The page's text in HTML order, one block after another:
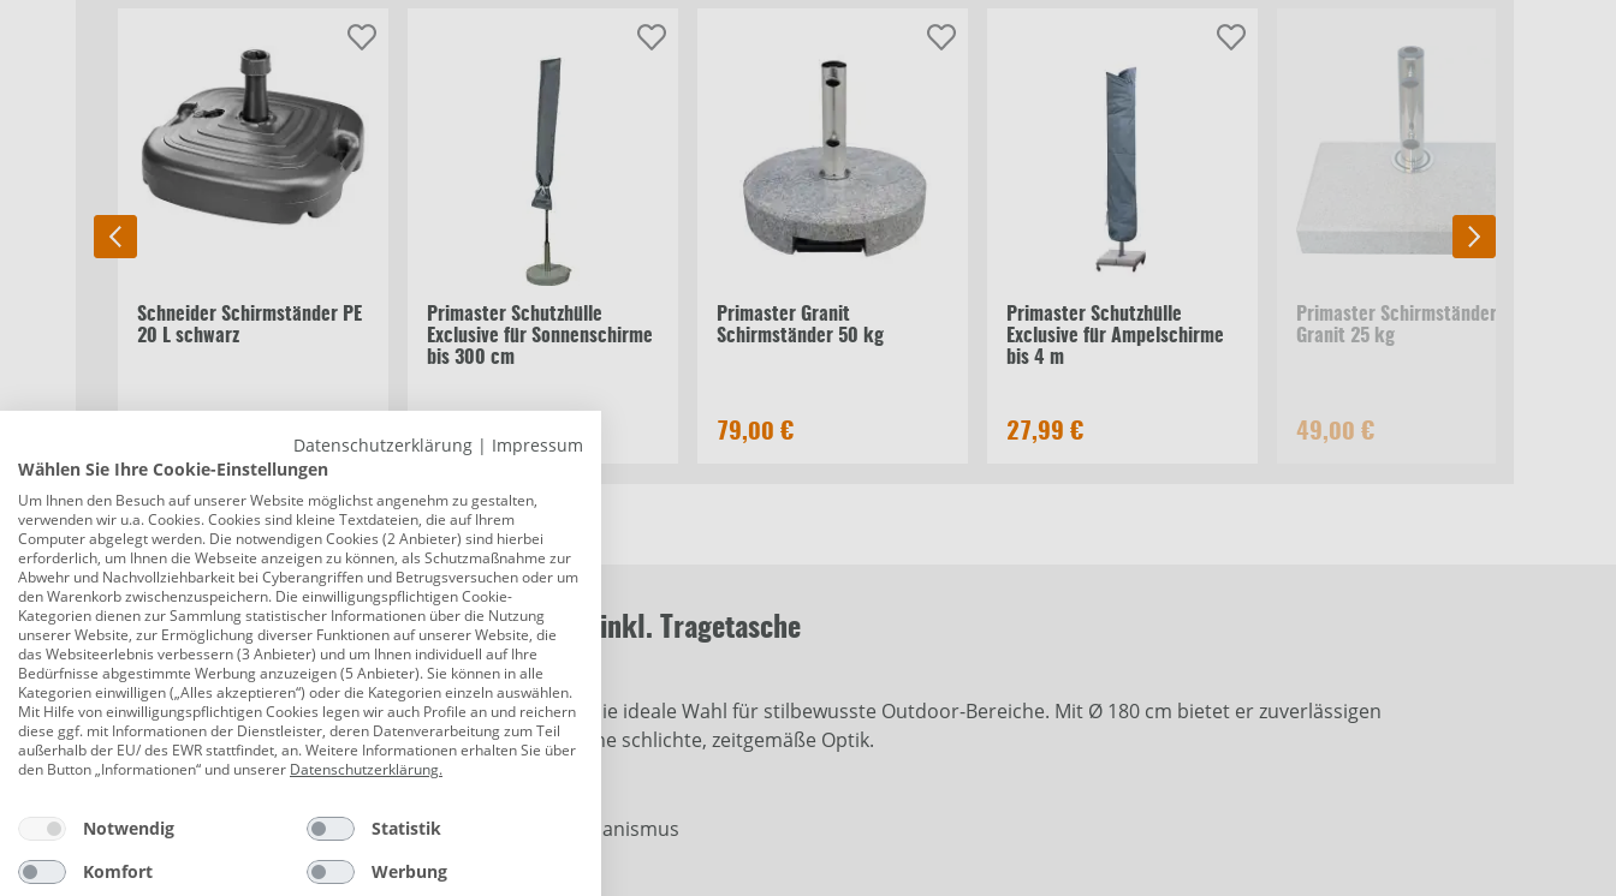
Schneider Schirmständer PE
20 L schwarz
Primaster Schutzhülle
Exclusive für Sonnenschirme
bis 300 cm
9,99 €
Primaster Granit
Schirmständer 50 kg
79,00 €
Primaster Schutzhülle
Exclusive für Ampelschirme
bis 4 m
27,99 €
Primaster Schirmständer
Granit 25 kg
49,00 €
Beschreibung Bewertungen
TrendLine Sonnenschirm anthrazit Ø 180 cm inkl. Tragetasche
Produktnummer:0691252639
Der TrendLine Sonnenschirm in modernem Anthrazit ist die ideale Wahl für stilbewusste Outdoor-Bereiche. Mit Ø 180 cm bietet er zuverlässigen
Sonnenschutz auf kleiner Fläche und überzeugt durch seine schlichte, zeitgemäße Optik.
Ausspannung per Handbetrieb, mit Verriegelungsmechanismus
Schirmhöhe: 210 cm
Datenschutzerklärung | Impressum
Wählen Sie Ihre Cookie-Einstellungen
Um Ihnen den Besuch auf unserer Website möglichst angenehm zu gestalten,
verwenden wir u.a. Cookies. Cookies sind kleine Textdateien, die auf Ihrem
Computer abgelegt werden. Die notwendigen Cookies (2 Anbieter) sind hierbei
erforderlich, um Ihnen die Webseite anzeigen zu können, als Schutzmaßnahme zur
Abwehr und Nachvollziehbarkeit bei Cyberangriffen und Betrugsversuchen oder um
den Warenkorb zwischenzuspeichern. Die einwilligungspflichtigen Cookie-
Kategorien dienen zur Sammlung statistischer Informationen über die Nutzung
unserer Website, zur Ermöglichung diverser Funktionen auf unserer Website, die
das Websiteerlebnis verbessern (3 Anbieter) und um Ihnen individuell auf Ihre
Bedürfnisse abgestimmte Werbung anzuzeigen (5 Anbieter). Sie können in alle
Kategorien einwilligen („Alles akzeptieren“) oder die Kategorien einzeln auswählen.
Mit Hilfe von einwilligungspflichtigen Cookies legen wir auch Profile an und reichern
diese ggf. mit Informationen der Dienstleister, deren Datenverarbeitung zum Teil
außerhalb der EU/ des EWR stattfindet, an. Weitere Informationen erhalten Sie über
den Button „Informationen“ und unserer Datenschutzerklärung.
Notwendig
Statistik
Komfort
Werbung